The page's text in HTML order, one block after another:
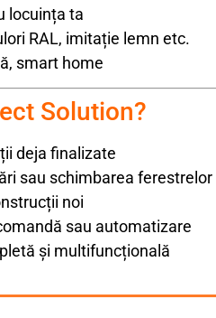
locuința ta
RAL, imitație lemn etc.
smart home
Solution?
deja finalizate
sau schimbarea ferestrelor
noi
sau automatizare
și multifuncțională